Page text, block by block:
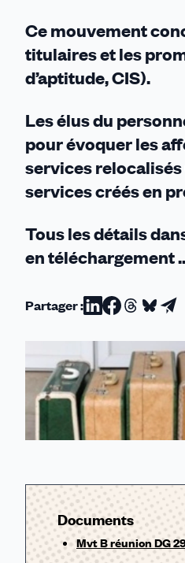
Ce mouvement
titulaires et les
d’aptitude, CIS).
Les élus du
pour évoquer les
services
services créés en
Tous les détails
en téléchargement
Partager :Partager
sur
Linkedin
Partager
sur
Facebook
Partager
sur
Threads
surpar
Documents
Mvt B réunion DG